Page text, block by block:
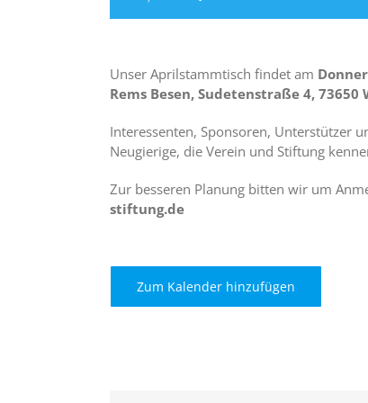
Unser Aprilstammtisch findet am
Rems Besen, Sudetenstraße 4,
Interessenten, Sponsoren, Unterstützer
Neugierige, die Verein und Stiftung
Zur besseren Planung bitten wir um
stiftung.de
Zum Kalender hinzufügen